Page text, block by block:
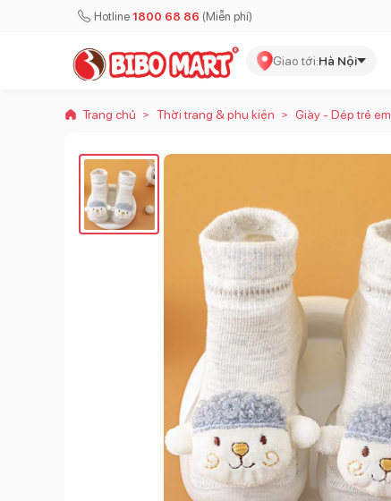
Hotline 1800 68 86 (Miễn phí)
Giao tới:Hà Nội
Trang chủ > Thời trang & phụ kiện > Giày - Dép trẻ em